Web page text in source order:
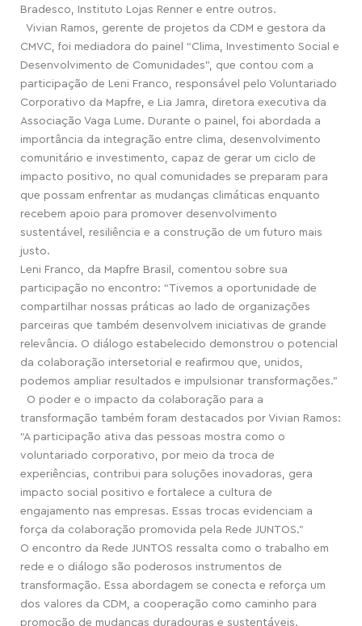
Bradesco, Instituto Lojas Renner e entre outros.
Vivian Ramos, gerente de projetos da CDM e gestora da
CMVC, foi mediadora do painel “Clima, Investimento Social e
Desenvolvimento de Comunidades”, que contou com a
participação de Leni Franco, responsável pelo Voluntariado
Corporativo da Mapfre, e Lia Jamra, diretora executiva da
Associação Vaga Lume. Durante o painel, foi abordada a
importância da integração entre clima, desenvolvimento
comunitário e investimento, capaz de gerar um ciclo de
impacto positivo, no qual comunidades se preparam para
que possam enfrentar as mudanças climáticas enquanto
recebem apoio para promover desenvolvimento
sustentável, resiliência e a construção de um futuro mais
justo.
Leni Franco, da Mapfre Brasil, comentou sobre sua
participação no encontro: “Tivemos a oportunidade de
compartilhar nossas práticas ao lado de organizações
parceiras que também desenvolvem iniciativas de grande
relevância. O diálogo estabelecido demonstrou o potencial
da colaboração intersetorial e reafirmou que, unidos,
podemos ampliar resultados e impulsionar transformações.”
O poder e o impacto da colaboração para a
transformação também foram destacados por Vivian Ramos:
“A participação ativa das pessoas mostra como o
voluntariado corporativo, por meio da troca de
experiências, contribui para soluções inovadoras, gera
impacto social positivo e fortalece a cultura de
engajamento nas empresas. Essas trocas evidenciam a
força da colaboração promovida pela Rede JUNTOS.”
O encontro da Rede JUNTOS ressalta como o trabalho em
rede e o diálogo são poderosos instrumentos de
transformação. Essa abordagem se conecta e reforça um
dos valores da CDM, a cooperação como caminho para
promoção de mudanças duradouras e sustentáveis.